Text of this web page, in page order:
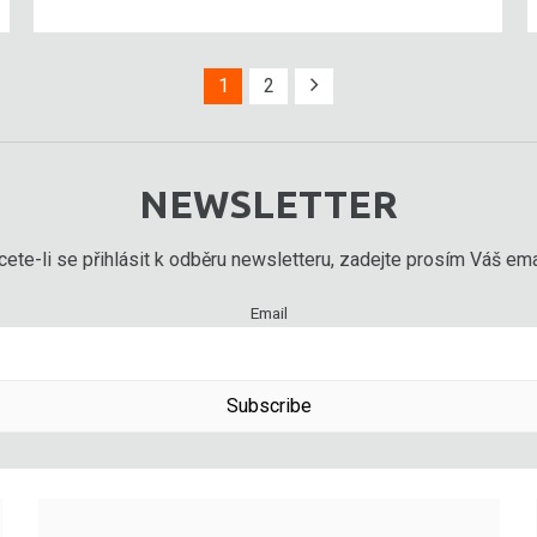
1 2
NEWSLETTER
li se přihlásit k odběru newsletteru, zadejte prosím Váš
Email
Subscribe